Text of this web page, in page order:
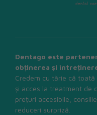
Dentago este
obținerea și
Credem cu tărie că
și acces la treatment de
prețuri accesibile,
reduceri surpriză.